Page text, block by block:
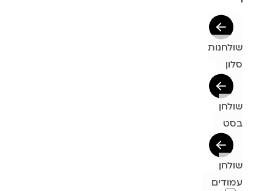
שולחנות
סלון
שולחן
בסט
שולחן
עמודים